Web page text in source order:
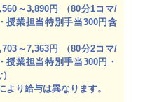
～3,890円 （80分1コマ/
授業担当特別手当300円含
～7,363円 （80分2コマ/
授業担当特別手当300円・
り給与は異なります。